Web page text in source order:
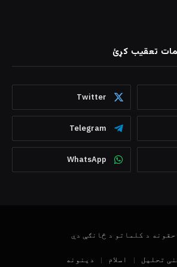
تعقیب کړئ
Twitter
Telegram
WhatsApp
د کلماتو د څانګې دي
تحلیل اسلام دینونه